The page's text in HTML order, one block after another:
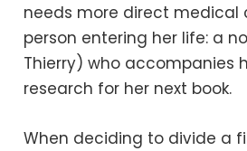
needs more direct medical
person entering her life: a
Thierry) who accompanies
research for her next book.
When deciding to divide a